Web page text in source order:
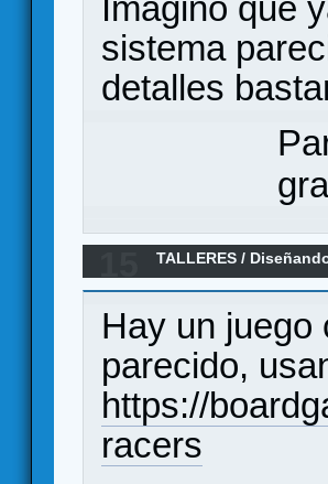
Imagino que
sistema
detalles
TALLERES /
Hay un juego
parecido,
https://
racers